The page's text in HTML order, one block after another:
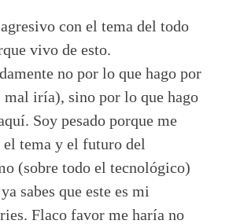
con el tema del todo
vivo de esto.
no por lo que hago por
iría), sino por lo que hago
Soy pesado porque me
el tema y el futuro del
(sobre todo el tecnológico)
sabes que este es mi
Flaco favor me haría no